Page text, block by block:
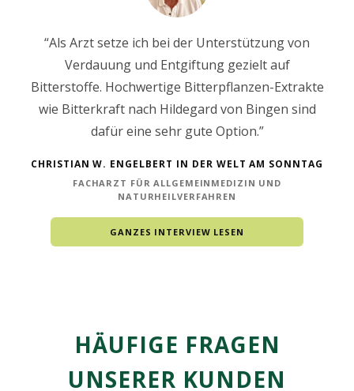
“Als Arzt setze ich bei der Unterstützung von
Verdauung und Entgiftung gezielt auf
Bitterstoffe. Hochwertige Bitterpflanzen-Extrakte
wie Bitterkraft nach Hildegard von Bingen sind
dafür eine sehr gute Option.”
CHRISTIAN W. ENGELBERT IN DER WELT AM SONNTAG
FACHARZT FÜR ALLGEMEINMEDIZIN UND
NATURHEILVERFAHREN
GANZES INTERVIEW LESEN
HÄUFIGE FRAGEN
UNSERER KUNDEN